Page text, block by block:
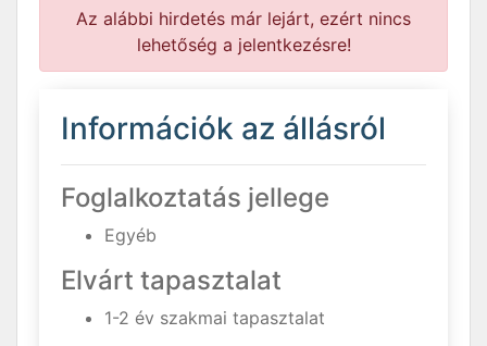
Az alábbi hirdetés már lejárt, ezért nincs
lehetőség a jelentkezésre!
Információk az állásról
Foglalkoztatás jellege
Egyéb
Elvárt tapasztalat
1-2 év szakmai tapasztalat